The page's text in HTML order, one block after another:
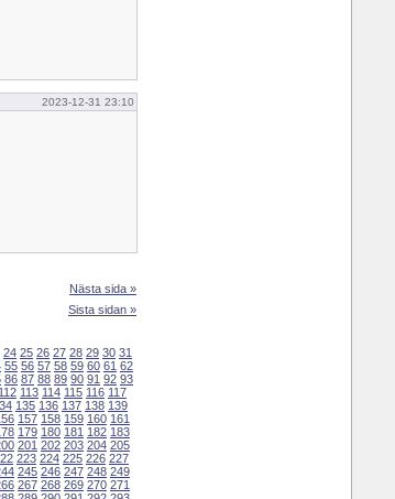
2023-12-31 23:10
Nästa sida »
Sista sidan »
24 25 26 27 28 29 30 31
55 56 57 58 59 60 61 62
86 87 88 89 90 91 92 93
112 113 114 115 116 117
135 136 137 138 139
157 158 159 160 161
179 180 181 182 183
201 202 203 204 205
223 224 225 226 227
245 246 247 248 249
267 268 269 270 271